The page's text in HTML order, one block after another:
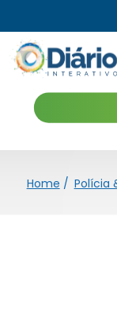
Home / Polícia